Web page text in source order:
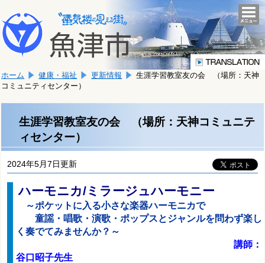
文
へ
移
ま
す。
こ
か
文
で
す。
ホーム 健康・福祉 更新情報
生涯学習教室友の会 （場所：天神
コミュニティセンター）
生涯学習教室友の会 （場所：天神コミュニテ
ィセンター）
2024年5月7日更新
ハーモニカ/ミラージュハーモニー
～ポケットに入る小さな楽器ハーモニカで
童謡・唱歌・演歌・ポップスとジャンルを問わず楽し
く奏でてみませんか？～
講師：
谷口昭子先生